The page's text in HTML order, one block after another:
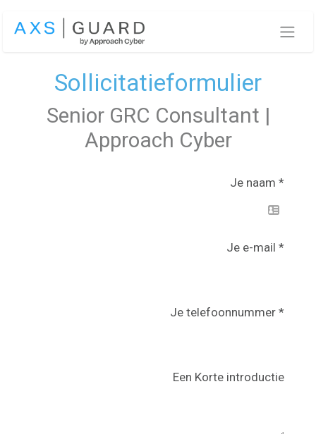
Sollicitatieformulier
Senior GRC Consultant |
Approach Cyber
Je naam
Je e-mail
Je telefoonnummer
Een Korte introductie